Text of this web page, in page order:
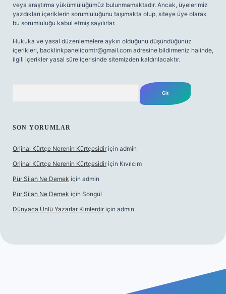
veya araştırma yükümlülüğümüz bulunmamaktadır. Ancak, üyelerimiz
yazdıkları içeriklerin sorumluluğunu taşımakta olup, siteye üye olarak
bu sorumluluğu kabul etmiş sayılırlar.
Hukuka ve yasal düzenlemelere aykırı olduğunu düşündüğünüz
içerikleri, backlinkpanelicomtr@gmail.com adresine bildirmeniz halinde,
ilgili içerikler yasal süre içerisinde sitemizden kaldırılacaktır.
SON YORUMLAR
Orjinal Kürtçe Nerenin Kürtçesidir için admin
Orjinal Kürtçe Nerenin Kürtçesidir için Kıvılcım
Pür Silah Ne Demek için admin
Pür Silah Ne Demek için Songül
Dünyaca Ünlü Yazarlar Kimlerdir için admin